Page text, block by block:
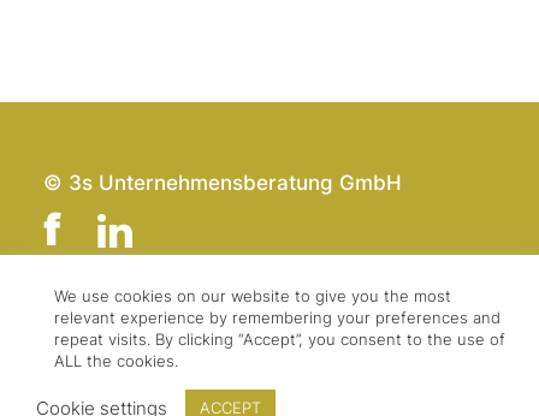
© 3s Unternehmensberatung GmbH
Team
Kontakt
Impressum
We use cookies on our website to give you the most
relevant experience by remembering your preferences and
repeat visits. By clicking “Accept”, you consent to the use of
ALL the cookies.
Cookie settings ACCEPT